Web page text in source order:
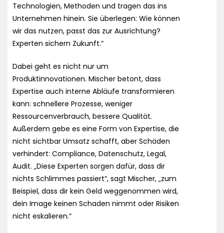
Technologien, Methoden und tragen das ins
Unternehmen hinein. Sie überlegen: Wie können
wir das nutzen, passt das zur Ausrichtung?
Experten sichern Zukunft.“
Dabei geht es nicht nur um
Produktinnovationen. Mischer betont, dass
Expertise auch interne Abläufe transformieren
kann: schnellere Prozesse, weniger
Ressourcenverbrauch, bessere Qualität.
Außerdem gebe es eine Form von Expertise, die
nicht sichtbar Umsatz schafft, aber Schäden
verhindert: Compliance, Datenschutz, Legal,
Audit. „Diese Experten sorgen dafür, dass dir
nichts Schlimmes passiert“, sagt Mischer, „zum
Beispiel, dass dir kein Geld weggenommen wird,
dein Image keinen Schaden nimmt oder Risiken
nicht eskalieren.“